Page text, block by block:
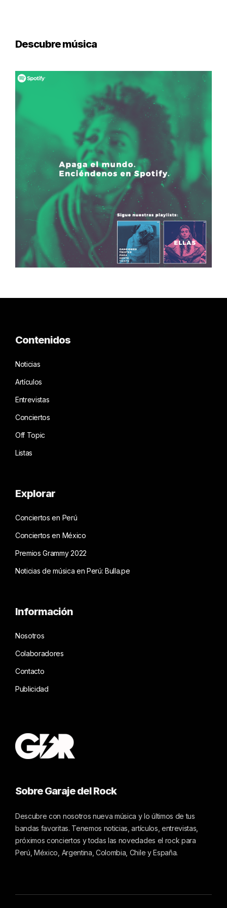
Descubre música
Contenidos
Noticias
Artículos
Entrevistas
Conciertos
Off Topic
Listas
Explorar
Conciertos en Perú
Conciertos en México
Premios Grammy 2022
Noticias de música en Perú: Bulla.pe
Información
Nosotros
Colaboradores
Contacto
Publicidad
Sobre Garaje del Rock
Descubre con nosotros nueva música y lo últimos de tus
bandas favoritas. Tenemos noticias, artículos, entrevistas,
próximos conciertos y todas las novedades el rock para
Perú, México, Argentina, Colombia, Chile y España.